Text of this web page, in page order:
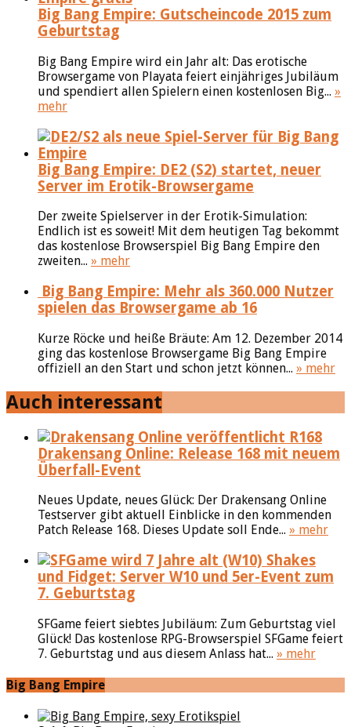
Big Bang Empire: Gutscheincode 2015 zum
Geburtstag
Big Bang Empire wird ein Jahr alt: Das erotische
Browsergame von Playata feiert einjähriges Jubiläum
und spendiert allen Spielern einen kostenlosen Big... »
mehr
Big Bang Empire: DE2 (S2) startet, neuer
Server im Erotik-Browsergame
Der zweite Spielserver in der Erotik-Simulation:
Endlich ist es soweit! Mit dem heutigen Tag bekommt
das kostenlose Browserspiel Big Bang Empire den
zweiten... » mehr
Big Bang Empire: Mehr als 360.000 Nutzer
spielen das Browsergame ab 16
Kurze Röcke und heiße Bräute: Am 12. Dezember 2014
ging das kostenlose Browsergame Big Bang Empire
offiziell an den Start und schon jetzt können... » mehr
Auch interessant
Drakensang Online: Release 168 mit neuem
Überfall-Event
Neues Update, neues Glück: Der Drakensang Online
Testserver gibt aktuell Einblicke in den kommenden
Patch Release 168. Dieses Update soll Ende... » mehr
Shakes
und Fidget: Server W10 und 5er-Event zum
7. Geburtstag
SFGame feiert siebtes Jubiläum: Zum Geburtstag viel
Glück! Das kostenlose RPG-Browserspiel SFGame feiert
7. Geburtstag und aus diesem Anlass hat... » mehr
Big Bang Empire